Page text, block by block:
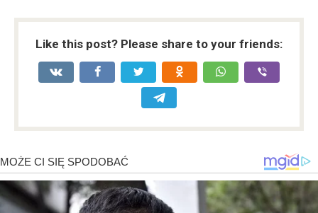
Like this post? Please share to your friends: